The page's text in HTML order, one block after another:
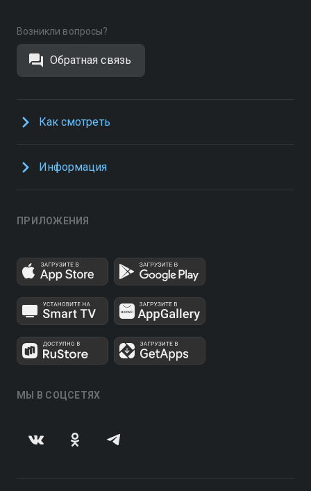
Возникли вопросы?
Обратная связь
Как смотреть
Информация
ПРИЛОЖЕНИЯ
МЫ В СОЦСЕТЯХ